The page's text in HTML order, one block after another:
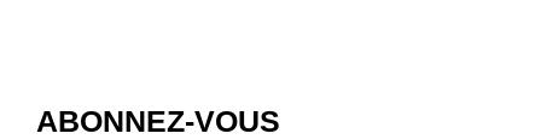
ABONNEZ-VOUS